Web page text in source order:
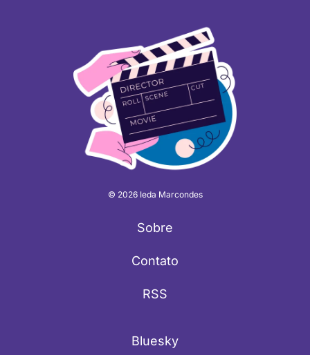
© 2026 Ieda Marcondes
Sobre
Contato
RSS
Bluesky